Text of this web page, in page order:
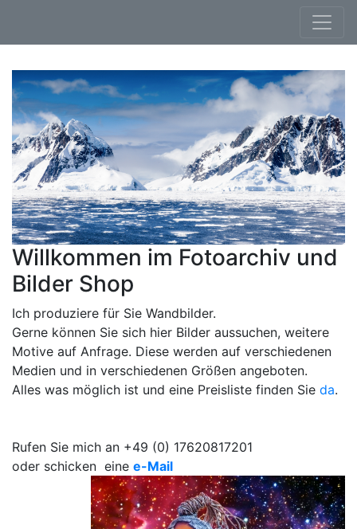
Willkommen im Fotoarchiv und
Bilder Shop
Ich produziere für Sie Wandbilder.
Gerne können Sie sich hier Bilder aussuchen, weitere
Motive auf Anfrage. Diese werden auf verschiedenen
Medien und in verschiedenen Größen angeboten.
Alles was möglich ist und eine Preisliste finden Sie da.
Rufen Sie mich an +49 (0) 17620817201
oder schicken eine e-Mail